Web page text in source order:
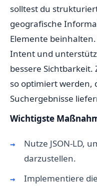
solltest du
geografische
Elemente
Intent und
bessere
so optimiert werden,
Suchergebnisse
Wichtigste
Nutze JSON-LD,
darzustellen.
Implementiere